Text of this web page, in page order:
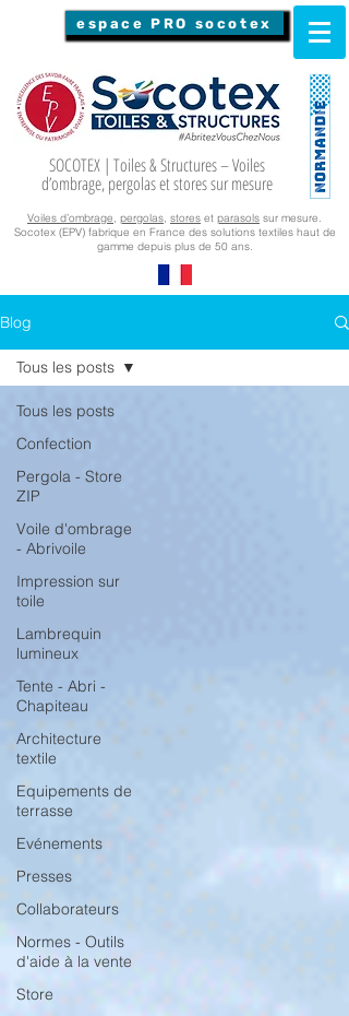
espace PRO socotex
SOCOTEX | Toiles & Structures – Voiles
d’ombrage, pergolas et stores sur mesure
Voiles d’ombrage, pergolas, stores et parasols sur mesure.
Socotex (EPV) fabrique en France des solutions textiles haut de
gamme depuis plus de 50 ans.
Blog
Tous les posts
Confection
Pergola - Store
ZIP
Voile d'ombrage
- Abrivoile
Impression sur
toile
Lambrequin
lumineux
Tente - Abri -
Chapiteau
Architecture
textile
Equipements de
terrasse
Evénements
Presses
Collaborateurs
Normes - Outils
d'aide à la vente
Store
Tous les posts